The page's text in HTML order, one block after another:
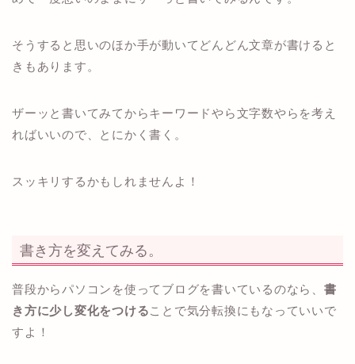
そうすると思いのほか手が動いてどんどん文章が書けると
きもあります。
ザーッと書いてみてからキーワードやら文字数やらを考え
ればいいので、とにかく書く。
スッキリするかもしれませんよ！
書き方を変えてみる。
普段からパソコンを使ってブログを書いているのなら、 書
き方に少し変化をつけることで気分転換にもなっていいで
すよ！